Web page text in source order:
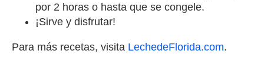
por 2 horas o hasta que se congele.
¡Sirve y disfrutar!
Para más recetas, visita LechedeFlorida.com.